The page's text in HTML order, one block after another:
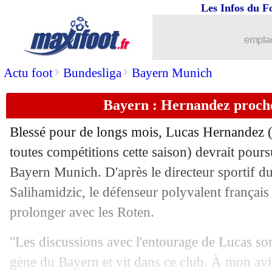
Actu foot> Bundesliga> Bayern Munich
Les Infos du
Bayern : Hernandez
Blessé pour de longs mois, Lucas Hernandez
toutes compétitions cette saison) devrait
Bayern Munich. D'après le directeur sportif
Salihamidzic, le défenseur polyvalent
prolonger avec les Roten.
"Les discussions avec l'entourage de Lucas
gène du Bayern et vit dans ce club. À mon
Divers : Isco, et maintenant ?
21/12 Divers: Tuchel améliore son espagnol
: la priorité de Xavi
21/12 Juve: Zidane toujours dans le viseur
21/12 Séville: c'est fini pour Isco (officiel)
21/12 Amical : le PSG s'impose contre QRM
21/12 PSG: avec Mbappé contre Strasbourg
Tottenham : Conte bientôt prolongé ?